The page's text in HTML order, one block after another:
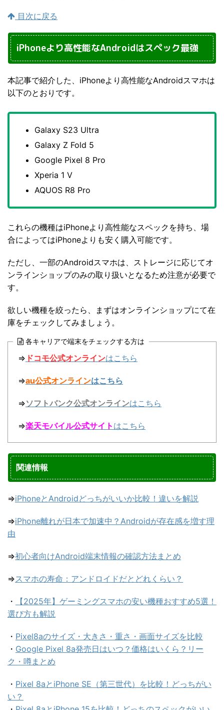
目次に戻る
iPhoneより高性能なAndroidはスペック最強
本記事で紹介した、iPhoneより高性能なAndroidスマホは
以下のとおりです。
Galaxy S23 Ultra
Galaxy Z Fold 5
Google Pixel 8 Pro
Xperia 1 V
AQUOS R8 Pro
これらの機種はiPhoneより高性能なスペックを持ち、場
合によってはiPhoneよりも安く購入可能です。
ただし、一部のAndroidスマホは、ストレージに応じてオ
ンラインショップのみの取り扱いとなるため注意が必要で
す。
欲しい機種を絞ったら、まずはオンラインショップにて在
庫をチェックしてみましょう。
各キャリアで端末をチェックする方は
⇒ ドコモ公式オンラインはこちら
⇒au公式オンラインはこちら
⇒ソフトバンク公式オンラインはこちら
⇒楽天モバイル公式サイト はこちら
関連情報
⇒iPhoneとAndroidどっちがいいか比較！違いを解説
⇒iPhone離れが日本で加速中？Androidが存在感を増す理
由
⇒初心者向けAndroid端末情報の確認方法まとめ
⇒スマホの寿命：アンドロイドだとどれくらい？
・
【2025年】ゲーミングスマホの安い機種おすすめ5選！
選び方も解説
・ Pixel8aのサイズ・大きさ・重さ・画面サイズを比較
・ Google Pixel 8a発売日はいつ？価格はいくら？リー
ク・噂まとめ
・ Pixel 8aとiPhone SE（第三世代）を比較！どっちがい
い？